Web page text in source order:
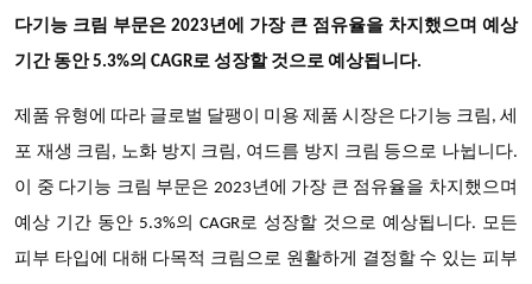
다기능 크림 부문은 2023년에 가장 큰 점유율을 차지했으며 예상
기간 동안 5.3%의 CAGR로 성장할 것으로 예상됩니다.
제품 유형에 따라 글로벌 달팽이 미용 제품 시장은 다기능 크림, 세
포 재생 크림, 노화 방지 크림, 여드름 방지 크림 등으로 나뉩니다.
이 중 다기능 크림 부문은 2023년에 가장 큰 점유율을 차지했으며
예상 기간 동안 5.3%의 CAGR로 성장할 것으로 예상됩니다. 모든
피부 타입에 대해 다목적 크림으로 원활하게 결정할 수 있는 피부